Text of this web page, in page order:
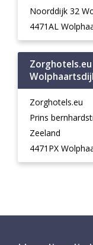
Noorddijk 32
4471AL
Zorghotels.eu
Zorghotels.eu
Prins
Zeeland
4471PX